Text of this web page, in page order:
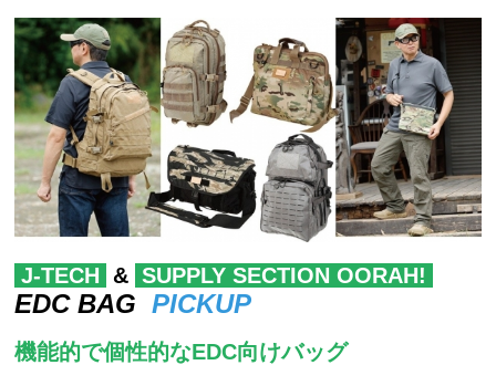
J-TECH & SUPPLY SECTION OORAH!
EDC BAGPICKUP
機能的で個性的なEDC向けバッグ